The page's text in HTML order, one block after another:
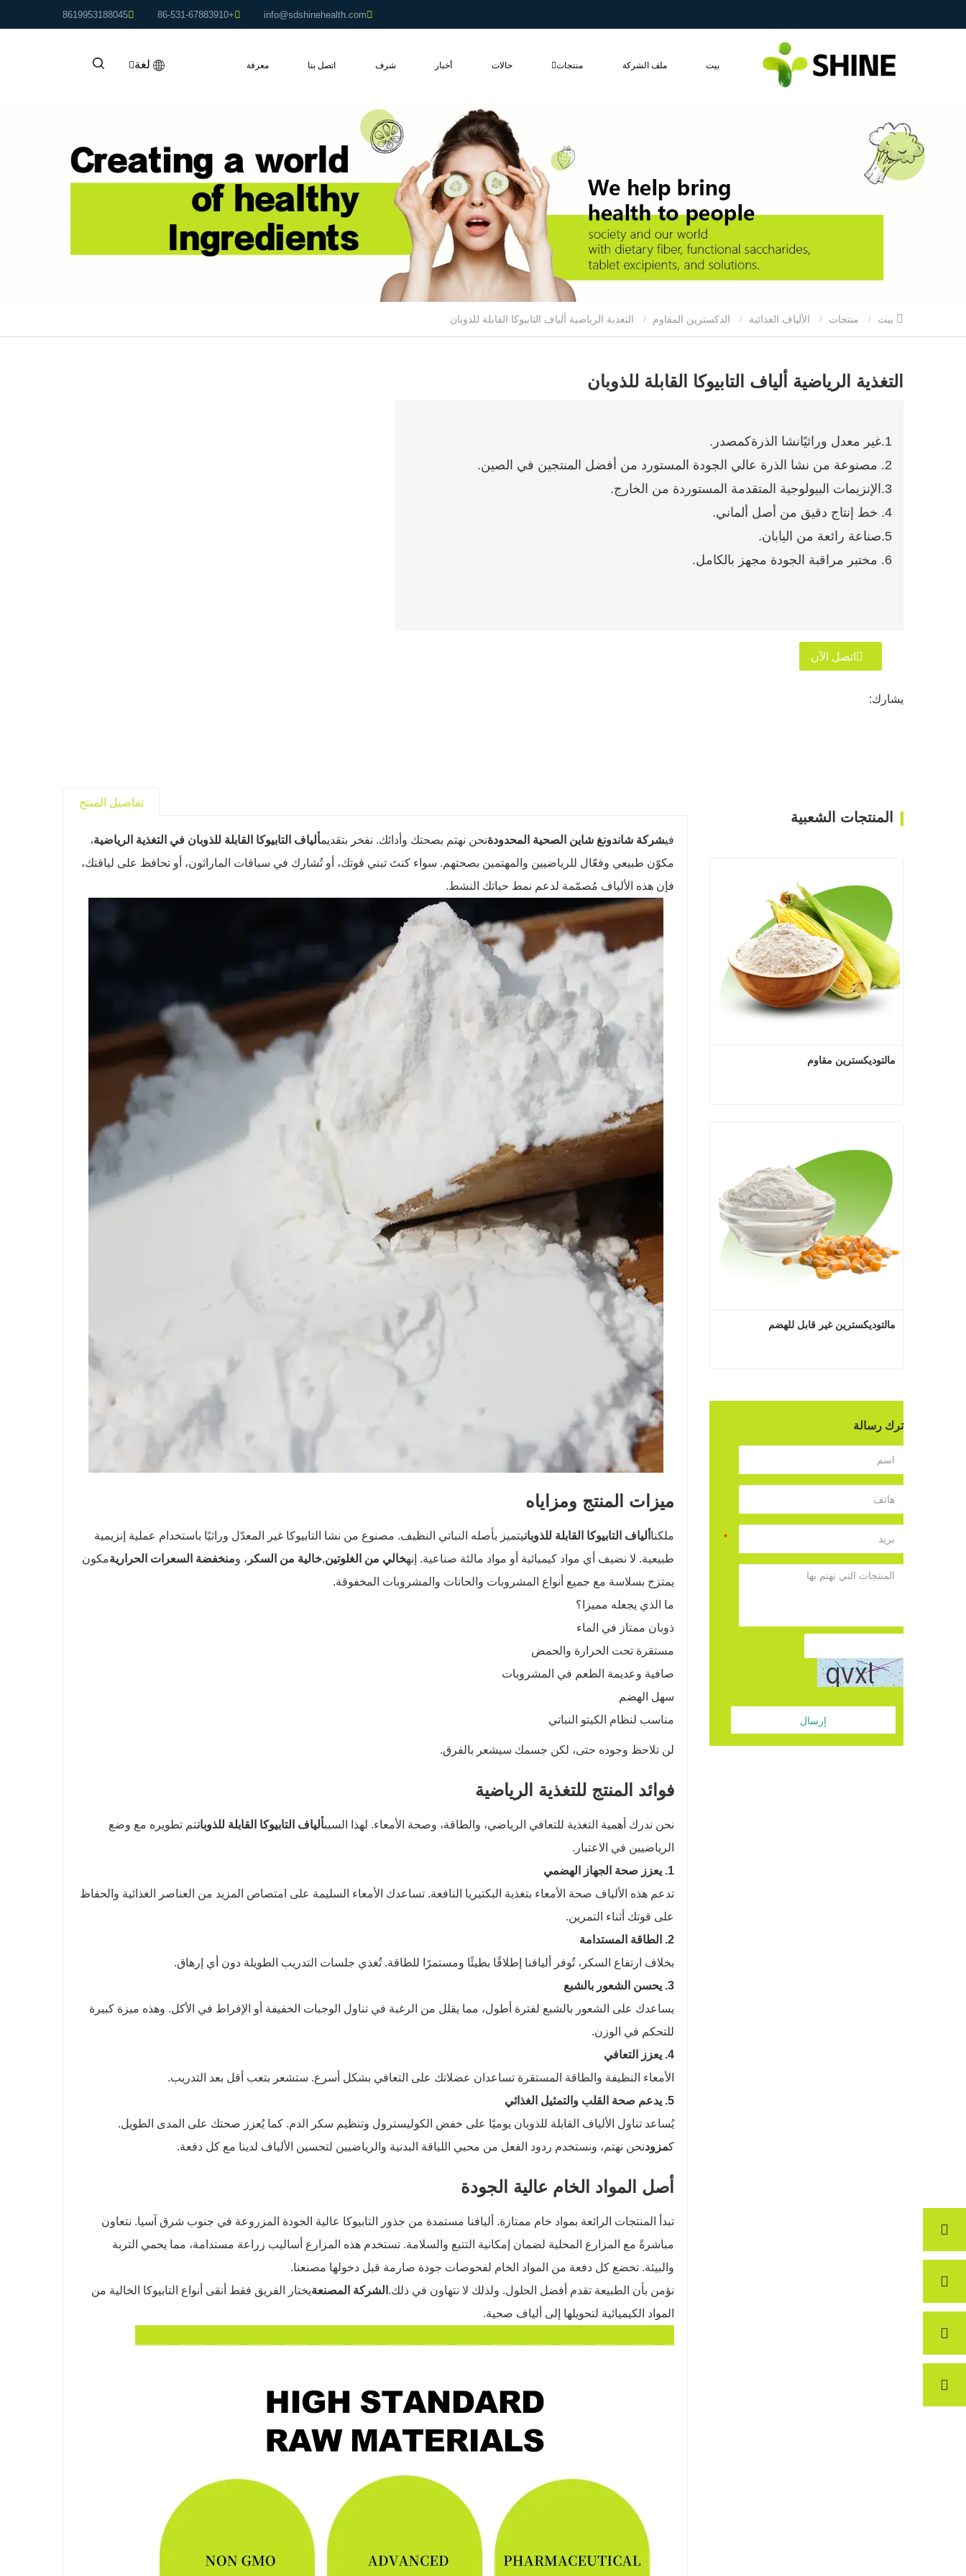
info@sdshinehealth.com
+86-531-67883910
8619953188045
بيت ملف الشركة منتجات حالات أخبار شرف اتصل بنا معرفة لغة
منتجات الألياف الغذائية الدكسترين المقاوم
التغذية الرياضية ألياف التابيوكا القابلة للذوبان
1.غير معدل وراثيًا نشا الذرةكمصدر.
2. مصنوعة من نشا الذرة عالي الجودة المستورد من أفضل المنتجين في الصين.
3.الإنزيمات البيولوجية المتقدمة المستوردة من الخارج.
4. خط إنتاج دقيق من أصل ألماني.
5.صناعة رائعة من اليابان.
6. مختبر مراقبة الجودة مجهز بالكامل.
اتصل الآن
يشارك:
تفاصيل المنتج
فيشركة شاندونغ شاين الصحية المحدودةنحن نهتم بصحتك وأدائك. نفخر بتقديمألياف التابيوكا القابلة للذوبان في التغذية الرياضية،
مكوّن طبيعي وفعّال للرياضيين والمهتمين بصحتهم. سواء كنتَ تبني قوتك، أو تُشارك في سباقات الماراثون، أو تحافظ على لياقتك،
فإن هذه الألياف مُصمّمة لدعم نمط حياتك النشط.
ميزات المنتج ومزاياه
ملكنا ألياف التابيوكا القابلة للذوبانيتميز بأصله النباتي النظيف. مصنوع من نشا التابيوكا غير المعدّل وراثيًا باستخدام عملية إنزيمية
طبيعية. لا نضيف أي مواد كيميائية أو مواد مالئة صناعية. إنهخالي من الغلوتين,خالية من السكر ، ومنخفضة السعرات الحراريةمكون
يمتزج بسلاسة مع جميع أنواع المشروبات والحانات والمشروبات المخفوقة.
ما الذي يجعله مميزا؟
ذوبان ممتاز في الماء
مستقرة تحت الحرارة والحمض
صافية وعديمة الطعم في المشروبات
سهل الهضم
مناسب لنظام الكيتو النباتي
لن تلاحظ وجوده حتى، لكن جسمك سيشعر بالفرق.
فوائد المنتج للتغذية الرياضية
نحن ندرك أهمية التغذية للتعافي الرياضي، والطاقة، وصحة الأمعاء. لهذا السببألياف التابيوكا القابلة للذوبانتم تطويره مع وضع
الرياضيين في الاعتبار.
1. يعزز صحة الجهاز الهضمي
تدعم هذه الألياف صحة الأمعاء بتغذية البكتيريا النافعة. تساعدك الأمعاء السليمة على امتصاص المزيد من العناصر الغذائية والحفاظ
على قوتك أثناء التمرين.
2. الطاقة المستدامة
بخلاف ارتفاع السكر، تُوفر أليافنا إطلاقًا بطيئًا ومستمرًا للطاقة. تُغذي جلسات التدريب الطويلة دون أي إرهاق.
3. يحسن الشعور بالشبع
يساعدك على الشعور بالشبع لفترة أطول، مما يقلل من الرغبة في تناول الوجبات الخفيفة أو الإفراط في الأكل. وهذه ميزة كبيرة
للتحكم في الوزن.
4. يعزز التعافي
الأمعاء النظيفة والطاقة المستقرة تساعدان عضلاتك على التعافي بشكل أسرع. ستشعر بتعب أقل بعد التدريب.
5. يدعم صحة القلب والتمثيل الغذائي
يُساعد تناول الألياف القابلة للذوبان يوميًا على خفض الكوليسترول وتنظيم سكر الدم. كما يُعزز صحتك على المدى الطويل.
كمزودنحن نهتم، ونستخدم ردود الفعل من محبي اللياقة البدنية والرياضيين لتحسين الألياف لدينا مع كل دفعة.
أصل المواد الخام عالية الجودة
تبدأ المنتجات الرائعة بمواد خام ممتازة. أليافنا مستمدة من جذور التابيوكا عالية الجودة المزروعة في جنوب شرق آسيا. نتعاون
مباشرةً مع المزارع المحلية لضمان إمكانية التتبع والسلامة. تستخدم هذه المزارع أساليب زراعة مستدامة، مما يحمي التربة
والبيئة. تخضع كل دفعة من المواد الخام لفحوصات جودة صارمة قبل دخولها مصنعنا.
نؤمن بأن الطبيعة تقدم أفضل الحلول. ولذلك لا نتهاون في ذلك. الشركة المصنعةيختار الفريق فقط أنقى أنواع التابيوكا الخالية من
المواد الكيميائية لتحويلها إلى ألياف صحية.
المنتجات الشعبية
مالتوديكسترين مقاوم
اتصل الآن
مالتوديكسترين غير قابل للهضم
ترك رسالة
إرسال